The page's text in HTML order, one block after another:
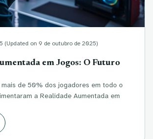
(Updated on 9 de outubro de 2025)
em Jogos: O Futuro
de 50% dos jogadores em todo o
a Realidade Aumentada em